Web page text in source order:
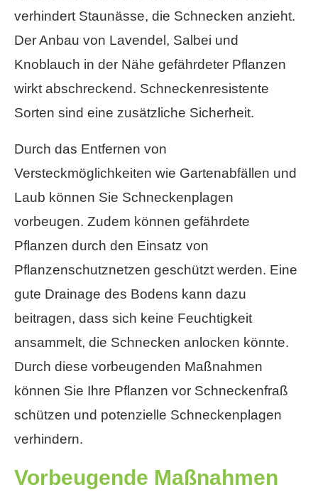
verhindert Staunässe, die Schnecken anzieht.
Der Anbau von Lavendel, Salbei und
Knoblauch in der Nähe gefährdeter Pflanzen
wirkt abschreckend. Schneckenresistente
Sorten sind eine zusätzliche Sicherheit.
Durch das Entfernen von
Versteckmöglichkeiten wie Gartenabfällen und
Laub können Sie Schneckenplagen
vorbeugen. Zudem können gefährdete
Pflanzen durch den Einsatz von
Pflanzenschutznetzen geschützt werden. Eine
gute Drainage des Bodens kann dazu
beitragen, dass sich keine Feuchtigkeit
ansammelt, die Schnecken anlocken könnte.
Durch diese vorbeugenden Maßnahmen
können Sie Ihre Pflanzen vor Schneckenfraß
schützen und potenzielle Schneckenplagen
verhindern.
Vorbeugende Maßnahmen